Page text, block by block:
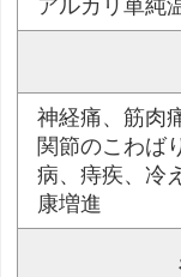
アルカリ単純
神経痛、筋肉
関節のこわば
病、痔疾、冷
康増進